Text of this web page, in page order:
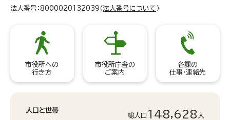
法人番号：8000020132039（ 法人番号について ）
市役所への
行き方
市役所庁舎の
ご案内
各課の
仕事・連絡先
人口と世帯
総人口 148,628 人